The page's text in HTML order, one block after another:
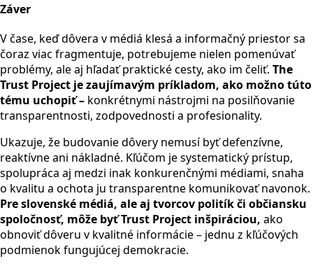
Záver
V čase, keď dôvera v médiá klesá a informačný priestor sa
čoraz viac fragmentuje, potrebujeme nielen pomenúvať
problémy, ale aj hľadať praktické cesty, ako im čeliť. The
Trust Project je zaujímavým príkladom, ako možno túto
tému uchopiť – konkrétnymi nástrojmi na posilňovanie
transparentnosti, zodpovednosti a profesionality.
Ukazuje, že budovanie dôvery nemusí byť defenzívne,
reaktívne ani nákladné. Kľúčom je systematický prístup,
spolupráca aj medzi inak konkurenčnými médiami, snaha
o kvalitu a ochota ju transparentne komunikovať navonok.
Pre slovenské médiá, ale aj tvorcov politík či občiansku
spoločnosť, môže byť Trust Project inšpiráciou, ako
obnoviť dôveru v kvalitné informácie – jednu z kľúčových
podmienok fungujúcej demokracie.